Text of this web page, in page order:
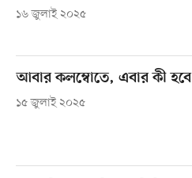
১৬ জুলাই ২০২৫
আবার কলম্বোতে, এবার কী হবে
১৫ জুলাই ২০২৫